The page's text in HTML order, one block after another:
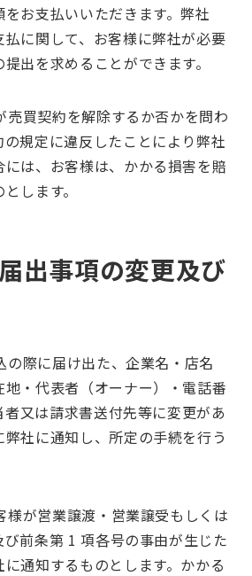
お支払いいただきます。弊社
に関して、お客様に弊社が必要
出を求めることができます。
売買契約を解除するか否かを問わ
規定に違反したことにより弊社
は、お客様は、かかる損害を賠
します。
出事項の変更及び
の際に届け出た、企業名・店名
地・代表者（オーナー）・電話番
者又は請求書送付先等に変更があ
社に通知し、所定の手続を行う
様が営業譲渡・営業譲受もしくは
前条第 1 項各号の事由が生じた
通知するものとします。かかる